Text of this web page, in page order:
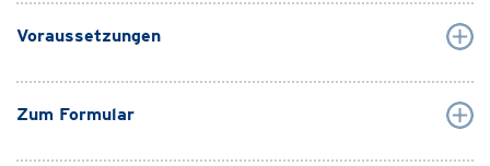
Voraussetzungen
Zum Formular